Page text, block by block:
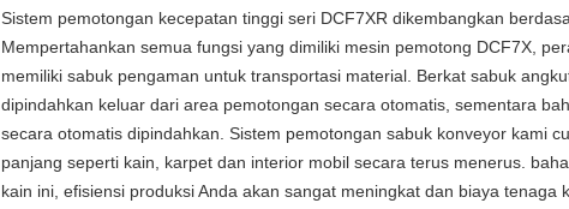
Sistem pemotongan kecepatan tinggi seri DCF7XR dikembangkan
Mempertahankan semua fungsi yang dimiliki mesin pemotong DCF7X,
memiliki sabuk pengaman untuk transportasi material. Berkat sabuk
dipindahkan keluar dari area pemotongan secara otomatis, sementara
secara otomatis dipindahkan. Sistem pemotongan sabuk konveyor kami
panjang seperti kain, karpet dan interior mobil secara terus menerus.
kain ini, efisiensi produksi Anda akan sangat meningkat dan biaya tenaga